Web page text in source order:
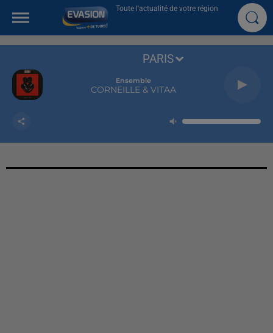
Toute l'actualité de votre région
Ensemble
CORNEILLE & VITAA
PARIS